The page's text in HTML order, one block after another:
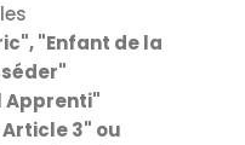
"Enfant de la
Apprenti"
3" ou